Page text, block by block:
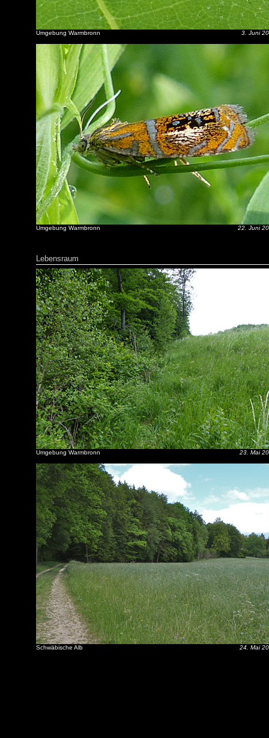
Umgebung Warmbronn 3. Juni
Umgebung Warmbronn 22. Juni
Lebensraum
Umgebung Warmbronn 23. Mai
Schwäbische Alb 24. Mai